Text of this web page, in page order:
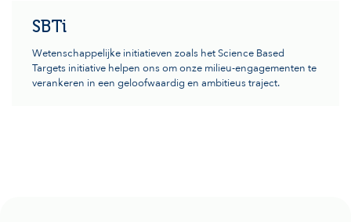
SBTi
Wetenschappelijke initiatieven zoals het Science Based
Targets initiative helpen ons om onze milieu-engagementen te
verankeren in een geloofwaardig en ambitieus traject.